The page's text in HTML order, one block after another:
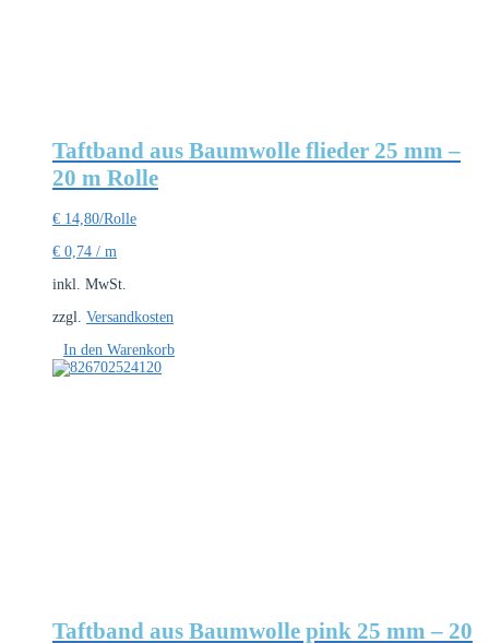
Taftband aus Baumwolle flieder 25 mm –
20 m Rolle
€ 14,80/Rolle
€ 0,74 / m
inkl. MwSt.
zzgl. Versandkosten
In den Warenkorb
Taftband aus Baumwolle pink 25 mm – 20